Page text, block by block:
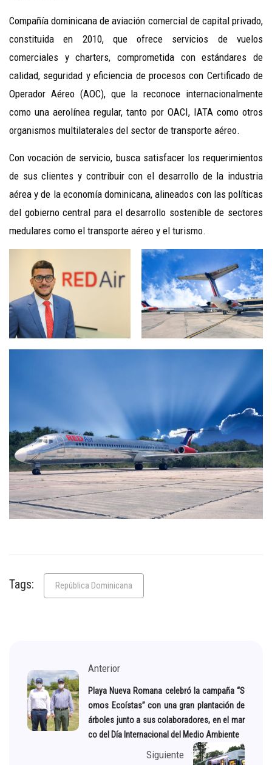
Compañía dominicana de aviación comercial de capital privado,
constituida en 2010, que ofrece servicios de vuelos
comerciales y charters, comprometida con estándares de
calidad, seguridad y eficiencia de procesos con Certificado de
Operador Aéreo (AOC), que la reconoce internacionalmente
como una aerolínea regular, tanto por OACI, IATA como otros
organismos multilaterales del sector de transporte aéreo.
Con vocación de servicio, busca satisfacer los requerimientos
de sus clientes y contribuir con el desarrollo de la industria
aérea y de la economía dominicana, alineados con las políticas
del gobierno central para el desarrollo sostenible de sectores
medulares como el transporte aéreo y el turismo.
Tags: República Dominicana
Anterior
Playa Nueva Romana celebró la campaña “S
omos Ecoístas” con una gran plantación de
árboles junto a sus colaboradores, en el mar
co del Día Internacional del Medio Ambiente
Siguiente